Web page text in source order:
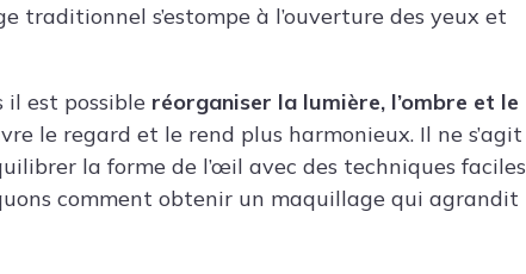
traditionnel s’estompe à l’ouverture des yeux et
il est possible réorganiser la lumière, l’ombre et le
le regard et le rend plus harmonieux. Il ne s’agit
la forme de l’œil avec des techniques faciles
comment obtenir un maquillage qui agrandit